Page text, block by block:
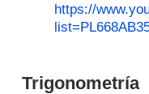
https://
Trigonometría